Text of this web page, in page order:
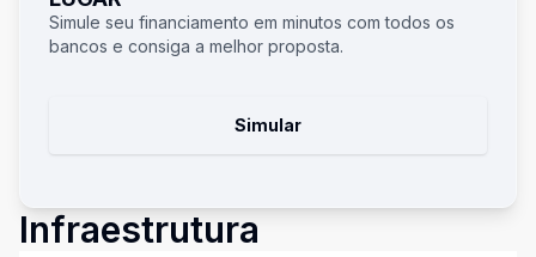
Simule seu financiamento em minutos com todos os
bancos e consiga a melhor proposta.
Simular
Infraestrutura